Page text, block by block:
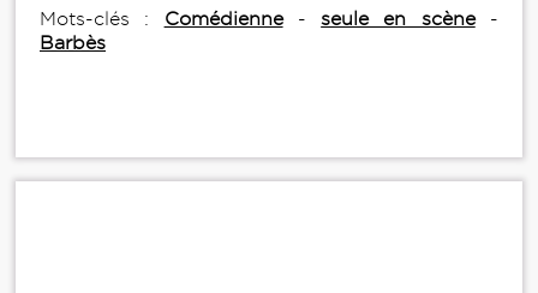
Mots-clés : Comédienne-seule en scène-
Barbès